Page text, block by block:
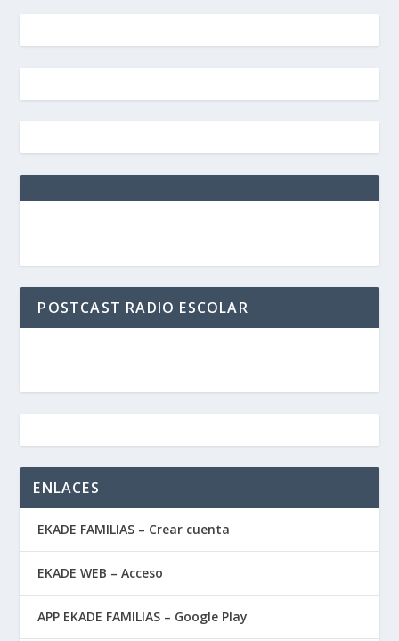
POSTCAST RADIO ESCOLAR
ENLACES
EKADE FAMILIAS – Crear cuenta
EKADE WEB – Acceso
APP EKADE FAMILIAS – Google Play